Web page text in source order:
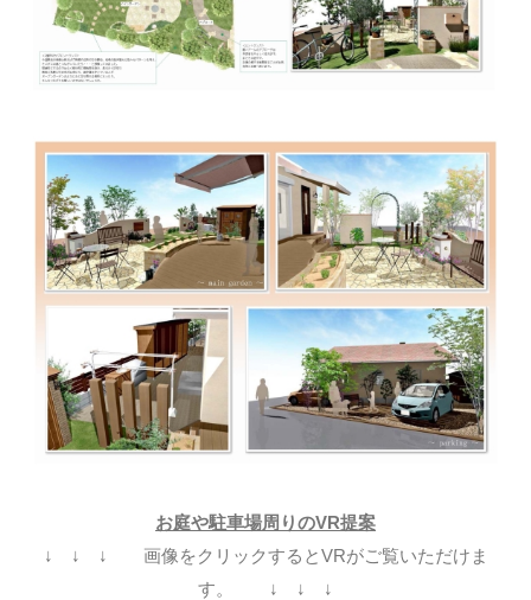
お庭や駐車場周りのVR提案
↓ ↓ ↓ 画像をクリックするとVRがご覧いただけま
す。 ↓ ↓ ↓